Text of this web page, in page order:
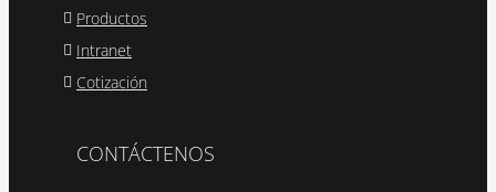
Productos
Intranet
Cotización
CONTÁCTENOS